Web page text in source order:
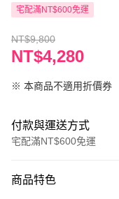
宅配滿NT$600免運
NT$9,800
NT$4,280
※ 本商品不適用折價券
付款與運送方式
宅配滿NT$600免運
信用卡一次付款
商品特色